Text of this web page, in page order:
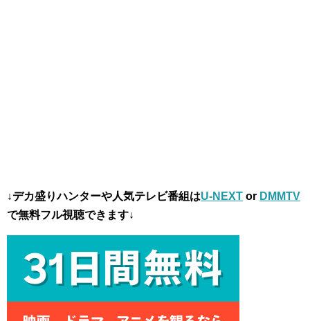
↓デカ盛りハンターや人気テレビ番組はU-NEXT or DMMTV
で無料フル視聴できます↓